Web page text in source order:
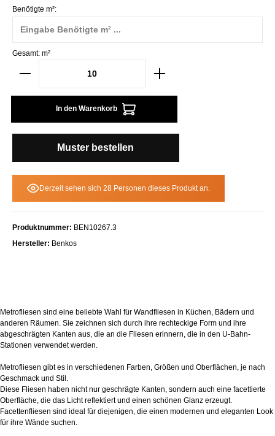
Benötigte m²:
Gesamt: m²
In den Warenkorb
Muster bestellen
Derzeit sehen sich 28 Personen dieses Produkt an.
Produktnummer: BEN10267.3
Hersteller: Benkos
Metrofliesen sind eine beliebte Wahl für Wandfliesen in Küchen, Bädern und
anderen Räumen. Sie zeichnen sich durch ihre rechteckige Form und ihre
abgeschrägten Kanten aus, die an die Fliesen erinnern, die in den U-Bahn-
Stationen verwendet werden.
Metrofliesen gibt es in verschiedenen Farben, Größen und Oberflächen, je nach
Geschmack und Stil.
Diese Fliesen haben nicht nur geschrägte Kanten, sondern auch eine facettierte
Oberfläche, die das Licht reflektiert und einen schönen Glanz erzeugt.
Facettenfliesen sind ideal für diejenigen, die einen modernen und eleganten Look
für ihre Wände suchen.